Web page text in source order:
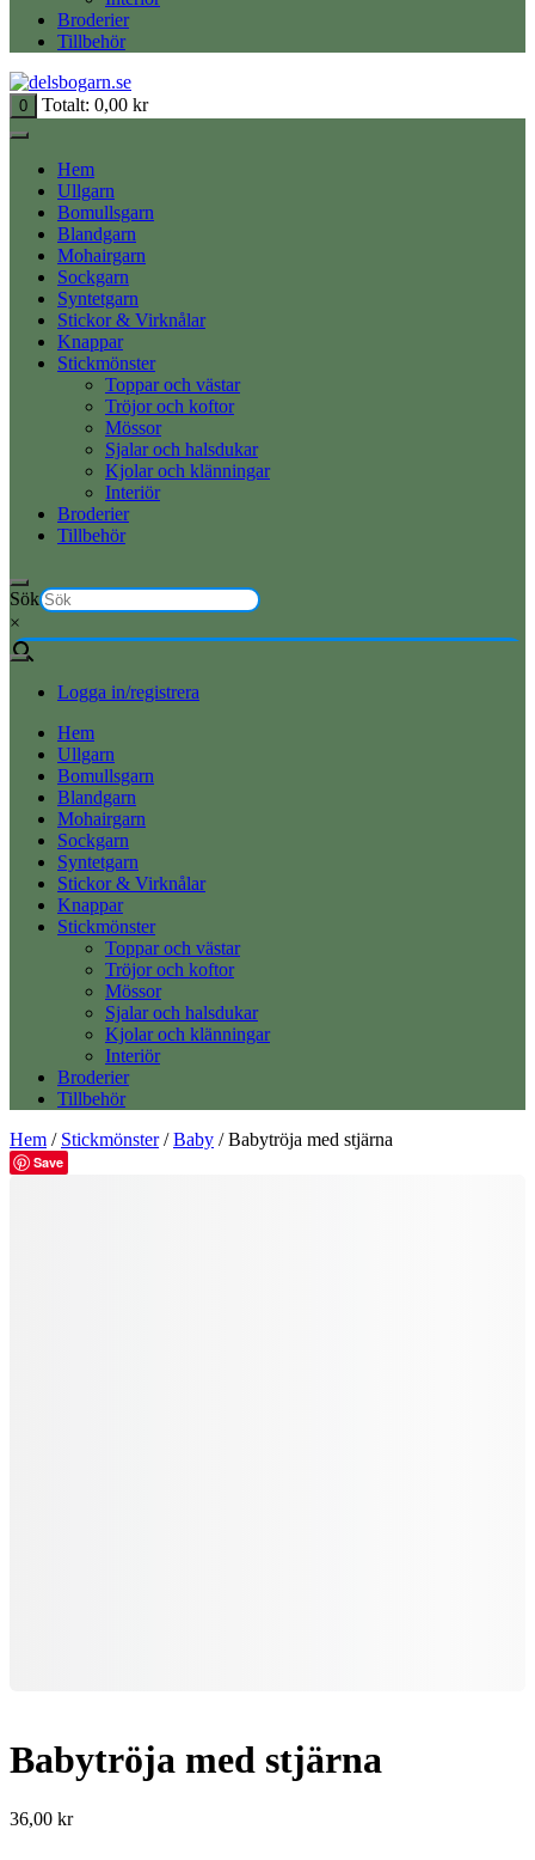
Broderier
Tillbehör
0 Totalt: 0,00 kr
Hem
Ullgarn
Bomullsgarn
Blandgarn
Mohairgarn
Sockgarn
Syntetgarn
Stickor & Virknålar
Knappar
Stickmönster
Toppar och västar
Tröjor och koftor
Mössor
Sjalar och halsdukar
Kjolar och klänningar
Interiör
Broderier
Tillbehör
Sök
×
Logga in/registrera
Hem
Ullgarn
Bomullsgarn
Blandgarn
Mohairgarn
Sockgarn
Syntetgarn
Stickor & Virknålar
Knappar
Stickmönster
Toppar och västar
Tröjor och koftor
Mössor
Sjalar och halsdukar
Kjolar och klänningar
Interiör
Broderier
Tillbehör
Hem / Stickmönster/Baby / Babytröja med stjärna
Save
Babytröja med stjärna
36,00 kr